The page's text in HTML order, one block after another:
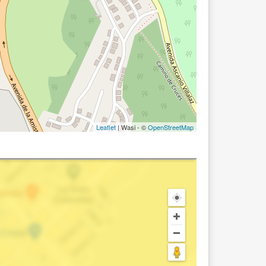
Leaflet | Wasi - ©OpenStreetMap